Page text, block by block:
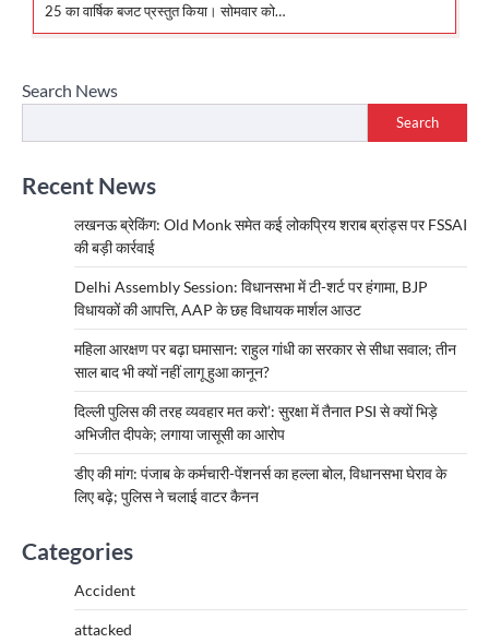
25 का वार्षिक बजट प्रस्तुत किया। सोमवार को…
Search News
Search
Recent News
लखनऊ ब्रेकिंग: Old Monk समेत कई लोकप्रिय शराब ब्रांड्स पर FSSAI
की बड़ी कार्रवाई
Delhi Assembly Session: विधानसभा में टी-शर्ट पर हंगामा, BJP
विधायकों की आपत्ति, AAP के छह विधायक मार्शल आउट
महिला आरक्षण पर बढ़ा घमासान: राहुल गांधी का सरकार से सीधा सवाल; तीन
साल बाद भी क्यों नहीं लागू हुआ कानून?
दिल्ली पुलिस की तरह व्यवहार मत करो’: सुरक्षा में तैनात PSI से क्यों भिड़े
अभिजीत दीपके; लगाया जासूसी का आरोप
डीए की मांग: पंजाब के कर्मचारी-पेंशनर्स का हल्ला बोल, विधानसभा घेराव के
लिए बढ़े; पुलिस ने चलाई वाटर कैनन
Categories
Accident
attacked